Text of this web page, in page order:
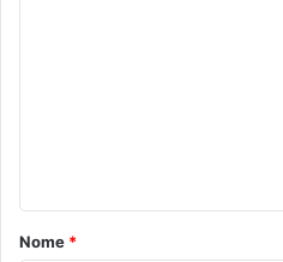
rNome *